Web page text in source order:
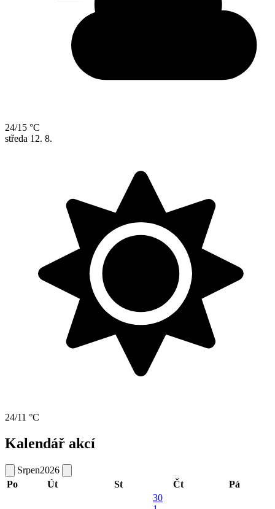
24/15 °C
středa 12. 8.
24/11 °C
Kalendář akcí
Srpen2026
Po
Út St Čt
Pá
30